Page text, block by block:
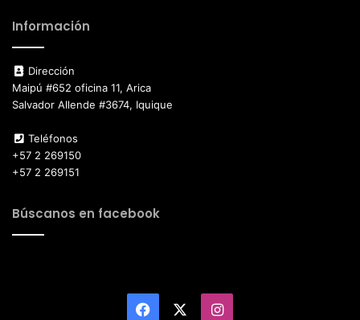
Información
Dirección
Maipú #652 oficina 11, Arica
Salvador Allende #3674, Iquique
Teléfonos
+57 2 269150
+57 2 269151
Búscanos en facebook
Facebook Instagram